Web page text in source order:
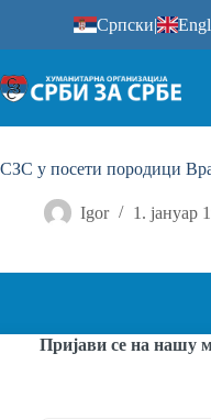
Српски|
СЗС у посети породици
Igor 1. јануар
Пријави се на нашу